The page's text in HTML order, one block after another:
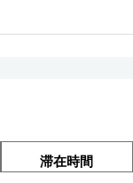
滞在時間